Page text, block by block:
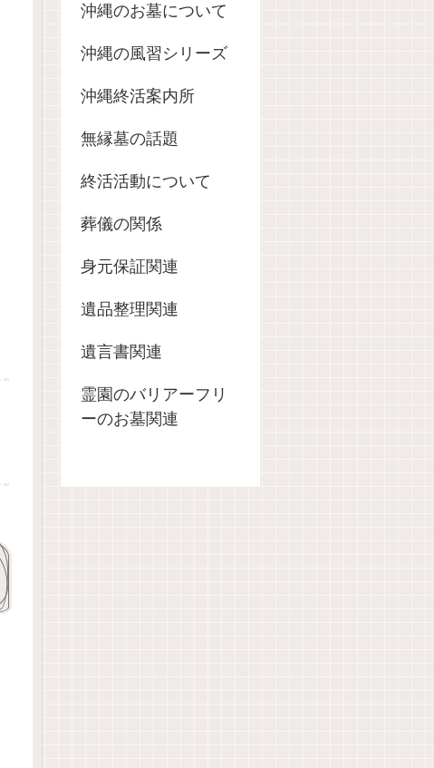
沖縄のお墓について
沖縄の風習シリーズ
沖縄終活案内所
無縁墓の話題
終活活動について
葬儀の関係
身元保証関連
遺品整理関連
遺言書関連
霊園のバリアーフリ
ーのお墓関連